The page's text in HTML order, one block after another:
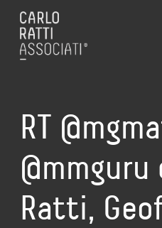
RT
@mmguru
Ratti,